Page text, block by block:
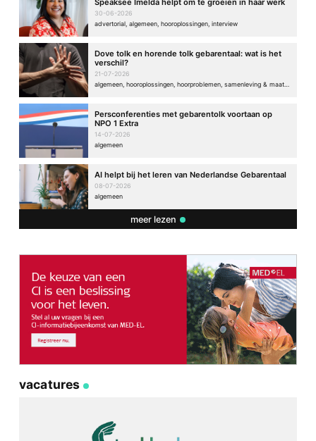
30-06-2026
advertorial, algemeen, hooroplossingen, interview
Dove tolk en horende tolk gebarentaal: wat is het
verschil?
21-07-2026
Persconferenties met gebarentolk voortaan op
NPO 1 Extra
14-07-2026
algemeen
AI helpt bij het leren van Nederlandse Gebarentaal
08-07-2026
algemeen
meer lezen
vacatures